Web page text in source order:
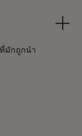
มักถูกนำ